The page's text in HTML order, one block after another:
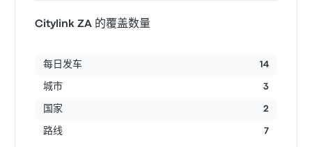
Citylink ZA 的覆盖数量
每日发车 14
城市 3
国家 2
路线 7